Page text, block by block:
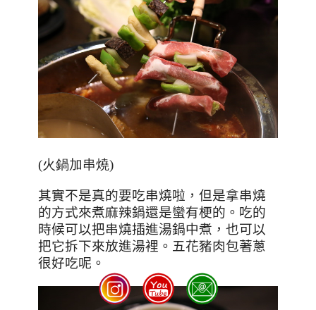
(火鍋加串燒)
其實不是真的要吃串燒啦，但是拿串燒
的方式來煮麻辣鍋還是蠻有梗的。吃的
時候可以把串燒插進湯鍋中煮，也可以
把它拆下來放進湯裡。五花豬肉包著蔥
很好吃呢。